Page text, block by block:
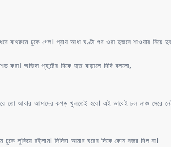
বাথরুমে ঢুকে গেল। প্রায় আধা ঘণ্টা পর ওরা দুজনে শাওয়ার নিয়ে
অভিদা প্যান্টের দিকে হাত বাড়ালে দিদি বললো,
আবার আমাদের কপড় খুলতেই হবে। এই ভাবেই চল লাঞ্চ সেরে
লুকিয়ে রইলাম। দিদিরা আমার ঘরের দিকে কোন নজর দিল না।